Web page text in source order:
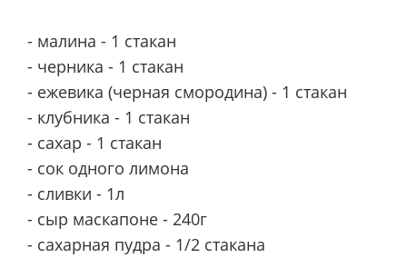
- малина - 1 стакан
- черника - 1 стакан
- ежевика (черная смородина) - 1 стакан
- клубника - 1 стакан
- сахар - 1 стакан
- сок одного лимона
- сливки - 1л
- сыр маскапоне - 240г
- сахарная пудра - 1/2 стакана